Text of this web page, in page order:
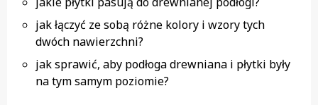
jak łączyć ze sobą różne kolory i wzory tych
dwóch nawierzchni?
jak sprawić, aby podłoga drewniana i płytki były
na tym samym poziomie?